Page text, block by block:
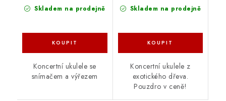
Skladem na prodejně
Koncertní ukulele se
snímačem a výřezem
Skladem na prodejně
Koncertní ukulele z
exotického dřeva.
Pouzdro v ceně!